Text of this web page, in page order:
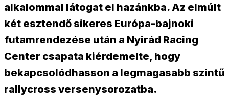
alkalommal látogat el hazánkba. Az elmúlt
két esztendő sikeres Európa-bajnoki
futamrendezése után a Nyirád Racing
Center csapata kiérdemelte, hogy
bekapcsolódhasson a legmagasabb szintű
rallycross versenysorozatba.